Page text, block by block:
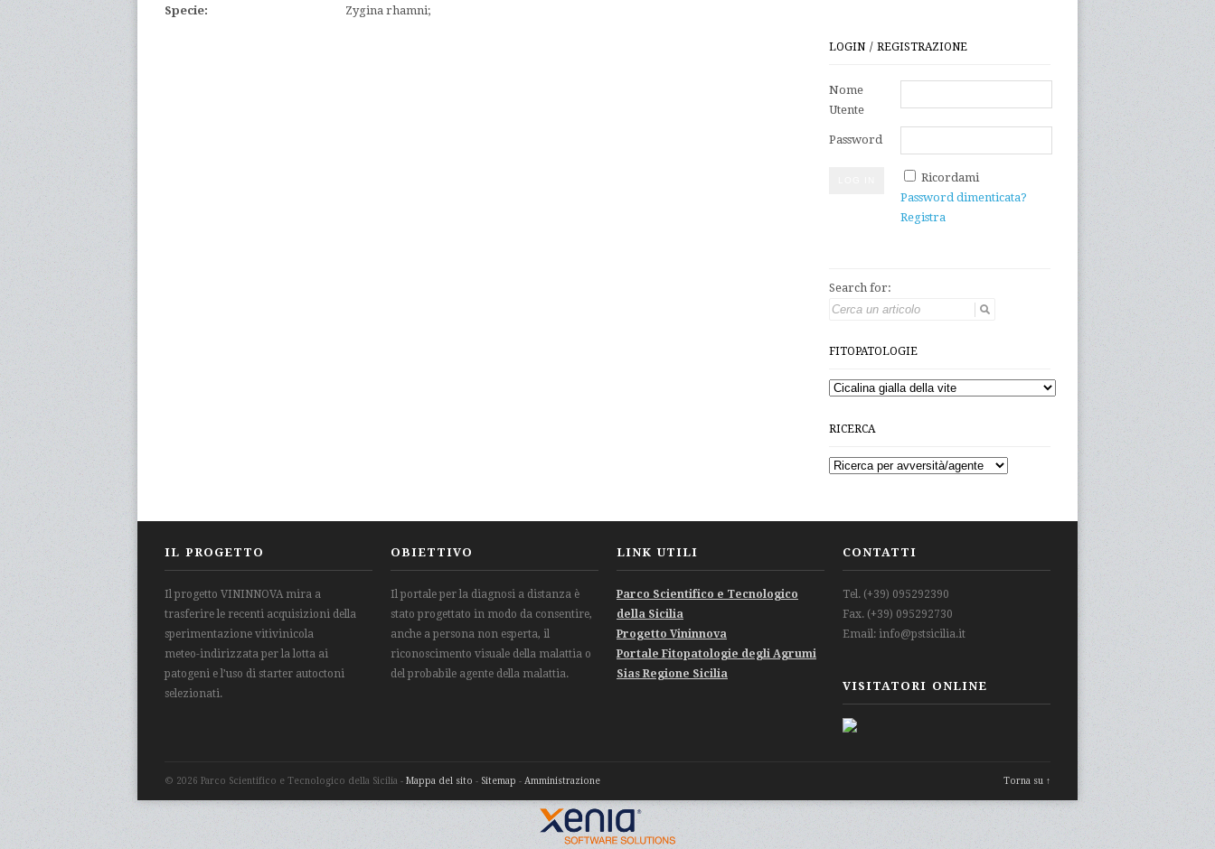
Specie:
Zygina rhamni;
LOGIN / REGISTRAZIONE
Nome
Utente
Password
Ricordami
Password dimenticata?
Registra
Search for:
FITOPATOLOGIE
RICERCA
IL PROGETTO
Il progetto VININNOVA mira a
trasferire le recenti acquisizioni della
sperimentazione vitivinicola
meteo-indirizzata per la lotta ai
patogeni e l’uso di starter autoctoni
selezionati.
OBIETTIVO
Il portale per la diagnosi a distanza è
stato progettato in modo da consentire,
anche a persona non esperta, il
riconoscimento visuale della malattia o
del probabile agente della malattia.
LINK UTILI
Parco Scientifico e Tecnologico
della Sicilia
Progetto Vininnova
Portale Fitopatologie degli Agrumi
Sias Regione Sicilia
CONTATTI
Tel. (+39) 095292390
Fax. (+39) 095292730
Email: info@pstsicilia.it
VISITATORI ONLINE
© 2026 Parco Scientifico e Tecnologico della Sicilia - Mappa del sito - Sitemap - Amministrazione Torna su ↑